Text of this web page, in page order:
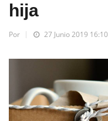
hija
Por 27 Junio 2019 16:10